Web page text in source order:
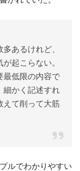
あるけれど、
起こらない。
最低限の内容で
細かく記述すれ
えて削って大筋
ルでわかりやすい